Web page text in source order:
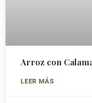
Arroz con
LEER MÁS